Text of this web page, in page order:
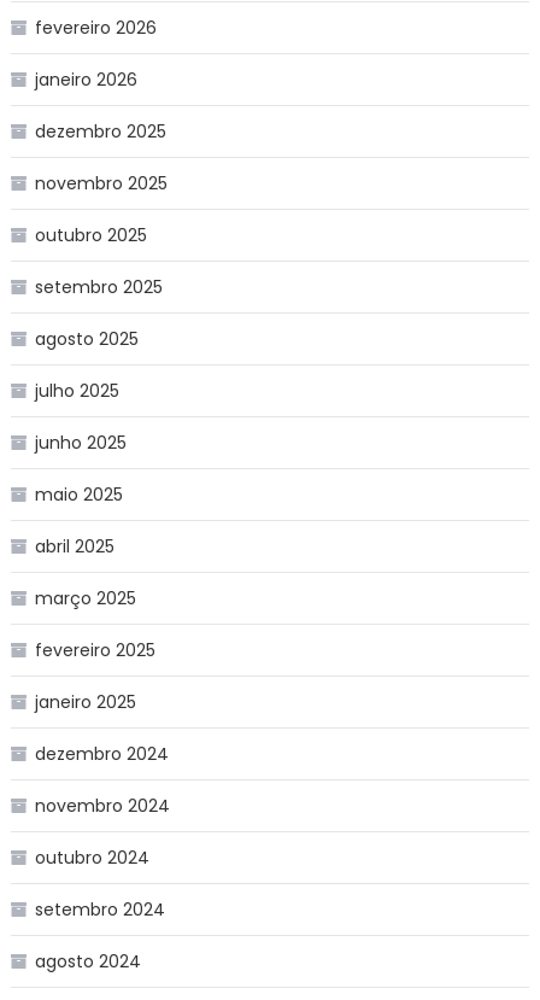
fevereiro 2026
janeiro 2026
dezembro 2025
novembro 2025
outubro 2025
setembro 2025
agosto 2025
julho 2025
junho 2025
maio 2025
abril 2025
março 2025
fevereiro 2025
janeiro 2025
dezembro 2024
novembro 2024
outubro 2024
setembro 2024
agosto 2024